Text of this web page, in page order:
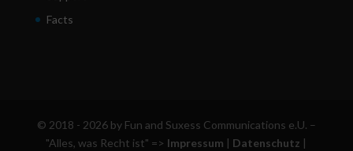
Facts
© 2018 - 2026 by Fun and Suxess Communications e.U. –
"Alles, was Recht ist" => Impressum | Datenschutz |